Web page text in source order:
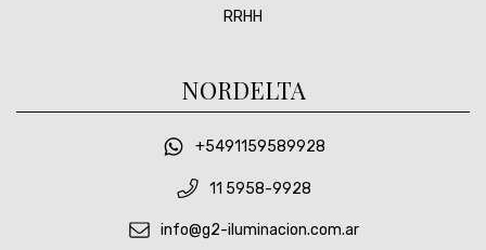
RRHH
NORDELTA
+5491159589928
11 5958-9928
info@g2-iluminacion.com.ar